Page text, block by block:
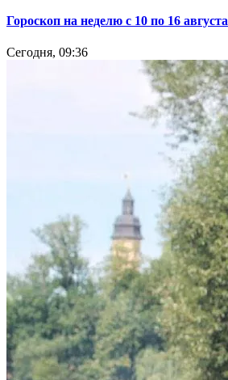
Гороскоп на неделю с 10 по 16 августа
Сегодня, 09:36